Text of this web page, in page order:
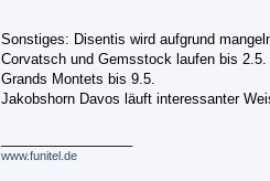
Sonstiges: Disentis wird aufgrund
Corvatsch und Gemsstock laufen bis 2.5.
Grands Montets bis 9.5.
Jakobshorn Davos läuft interessanter
www.funitel.de